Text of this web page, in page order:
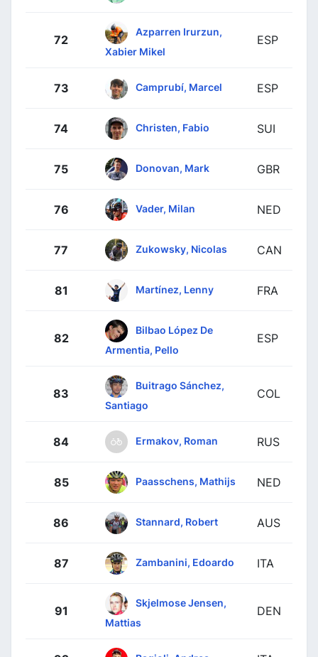
72
Azparren Irurzun,
Xabier Mikel
ESP
73 Camprubí, Marcel ESP
74 Christen, Fabio SUI
75 Donovan, Mark GBR
76 Vader, Milan NED
77 Zukowsky, Nicolas CAN
81 Martínez, Lenny FRA
82
Bilbao López De
Armentia, Pello
ESP
83
Buitrago Sánchez,
Santiago
COL
84 Ermakov, Roman RUS
85 Paasschens, Mathijs NED
86 Stannard, Robert AUS
87 Zambanini, Edoardo ITA
91
Skjelmose Jensen,
Mattias
DEN